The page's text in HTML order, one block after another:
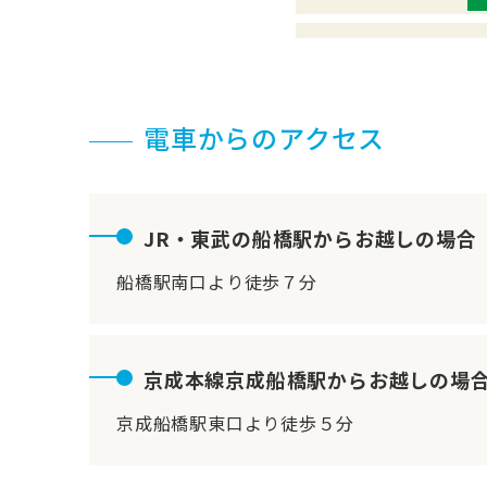
電車からのアクセス
JR・東武の船橋駅からお越しの場合
船橋駅南口より徒歩７分
京成本線京成船橋駅からお越しの場
京成船橋駅東口より徒歩５分